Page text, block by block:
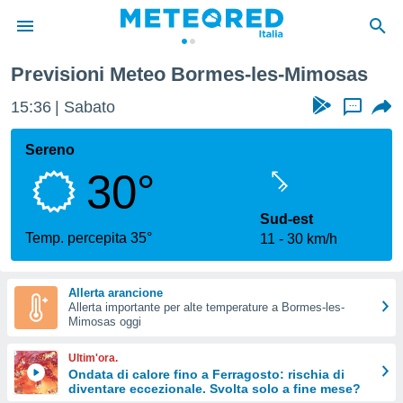
di
per
le
di
Web
le
Previsioni Meteo Bormes-les-Mimosas
15:36 Sabato ...
Sereno
30°
Temp. percepita 35°
Sud-est
11
30 km/h
Allerta arancione
Allerta importante per alte temperature a Bormes-les-
Mimosas oggi
Ultim'ora.
Ondata di calore fino a Ferragosto: rischia di
diventare eccezionale. Svolta solo a fine mese?